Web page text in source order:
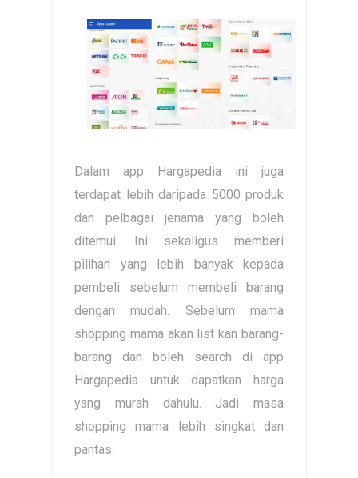
Dalam app Hargapedia ini juga
terdapat lebih daripada 5000 produk
dan pelbagai jenama yang boleh
ditemui. Ini sekaligus memberi
pilihan yang lebih banyak kepada
pembeli sebelum membeli barang
dengan mudah. Sebelum mama
shopping mama akan list kan barang-
barang dan boleh search di app
Hargapedia untuk dapatkan harga
yang murah dahulu. Jadi masa
shopping mama lebih singkat dan
pantas.